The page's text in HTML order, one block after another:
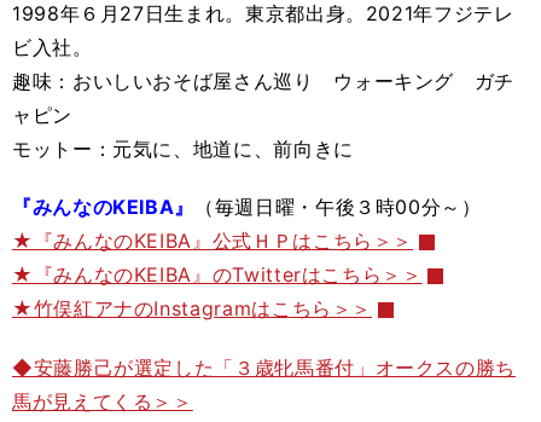
1998年６月27日生まれ。東京都出身。2021年フジテレ
ビ入社。
趣味：おいしいおそば屋さん巡り ウォーキング ガチ
ャピン
モットー：元気に、地道に、前向きに
『みんなのKEIBA』
（毎週日曜・午後３時00分～）
★『みんなのKEIBA』公式ＨＰはこちら＞＞
★『みんなのKEIBA』のTwitterはこちら＞＞
★竹俣紅アナのInstagramはこちら＞＞
◆安藤勝己が選定した「３歳牝馬番付」オークスの勝ち
馬が見えてくる＞＞